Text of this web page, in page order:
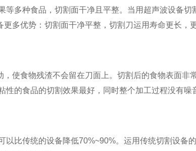
多种食品，切割面干净且平整。当用超声波设备切
多优势：切割面干净平整，切割刀运用寿命更长，
使食物残渣不会留在刀面上。切割后的食物表面非
的食品的切割效果最好，同时整个加工过程没有噪
比传统的设备降低70%~90%。运用传统切割设备